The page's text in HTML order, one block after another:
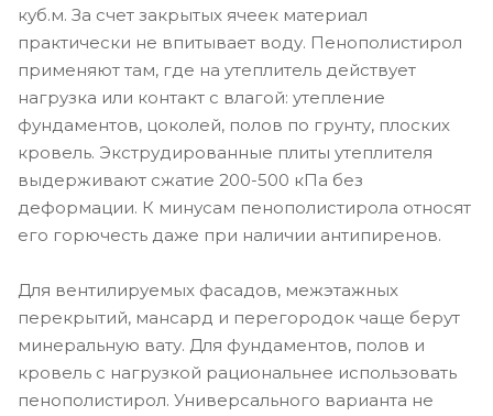
куб.м. За счет закрытых ячеек материал
практически не впитывает воду. Пенополистирол
применяют там, где на утеплитель действует
нагрузка или контакт с влагой: утепление
фундаментов, цоколей, полов по грунту, плоских
кровель. Экструдированные плиты утеплителя
выдерживают сжатие 200-500 кПа без
деформации. К минусам пенополистирола относят
его горючесть даже при наличии антипиренов.
Для вентилируемых фасадов, межэтажных
перекрытий, мансард и перегородок чаще берут
минеральную вату. Для фундаментов, полов и
кровель с нагрузкой рациональнее использовать
пенополистирол. Универсального варианта не